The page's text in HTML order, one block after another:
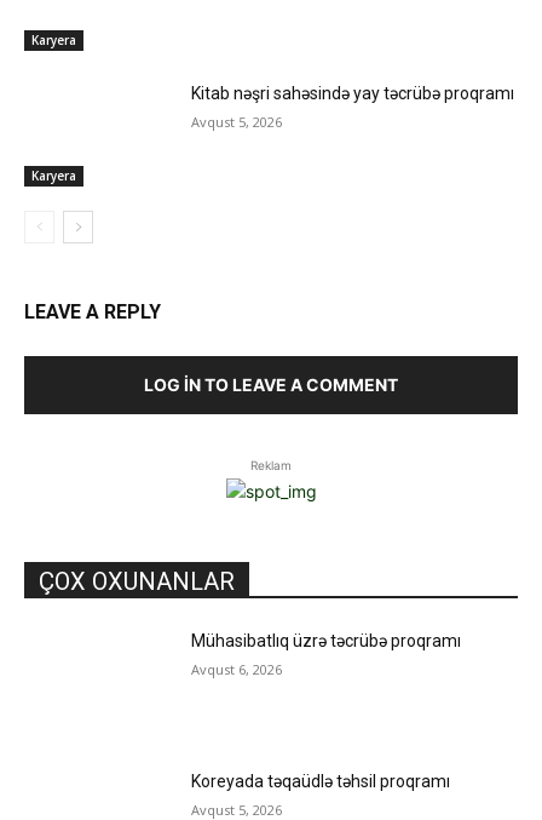
Karyera
Karyera
Kitab nəşri sahəsində yay təcrübə proqramı
Avqust 5, 2026
LEAVE A REPLY
LOG IN TO LEAVE A COMMENT
Reklam
ÇOX OXUNANLAR
Mühasibatlıq üzrə təcrübə proqramı
Avqust 6, 2026
Koreyada təqaüdlə təhsil proqramı
Avqust 5, 2026